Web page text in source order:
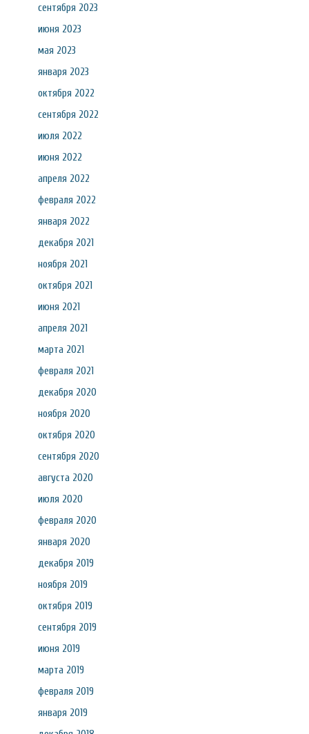
сентября 2023
июня 2023
мая 2023
января 2023
октября 2022
сентября 2022
июля 2022
июня 2022
апреля 2022
февраля 2022
января 2022
декабря 2021
ноября 2021
октября 2021
июня 2021
апреля 2021
марта 2021
февраля 2021
декабря 2020
ноября 2020
октября 2020
сентября 2020
августа 2020
июля 2020
февраля 2020
января 2020
декабря 2019
ноября 2019
октября 2019
сентября 2019
июня 2019
марта 2019
февраля 2019
января 2019